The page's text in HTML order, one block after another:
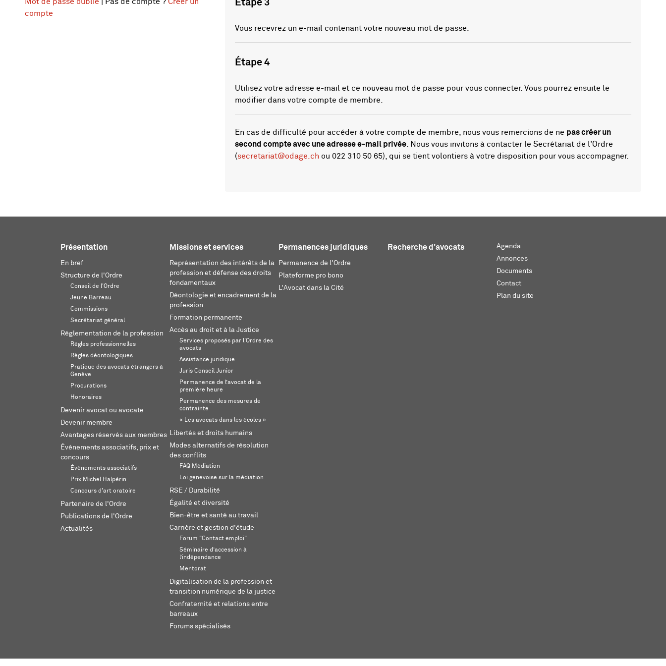
compte
Étape 3
Vous recevrez un e-mail contenant votre nouveau mot de passe.
Étape 4
Utilisez votre adresse e-mail et ce nouveau mot de passe pour vous connecter. Vous pourrez ensuite le
modifier dans votre compte de membre.
En cas de difficulté pour accéder à votre compte de membre, nous vous remercions de ne pas créer un
second compte avec une adresse e-mail privée . Nous vous invitons à contacter le Secrétariat de l'Ordre
(secretariat@odage.ch ou 022 310 50 65), qui se tient volontiers à votre disposition pour vous accompagner.
Présentation
En bref
Structure de l'Ordre
Conseil de l'Ordre
Jeune Barreau
Commissions
Secrétariat général
Réglementation de la profession
Règles professionnelles
Règles déontologiques
Pratique des avocats étrangers à
Genève
Procurations
Honoraires
Devenir avocat ou avocate
Devenir membre
Avantages réservés aux membres
Événements associatifs, prix et
concours
Événements associatifs
Prix Michel Halpérin
Concours d'art oratoire
Partenaire de l'Ordre
Publications de l'Ordre
Actualités
Missions et services
Représentation des intérêts de la
profession et défense des droits
fondamentaux
Déontologie et encadrement de la
profession
Formation permanente
Accès au droit et à la Justice
Services proposés par l'Ordre des
avocats
Assistance juridique
Juris Conseil Junior
Permanence de l’avocat de la
première heure
Permanence des mesures de
contrainte
« Les avocats dans les écoles »
Libertés et droits humains
Modes alternatifs de résolution
des conflits
FAQ Médiation
Loi genevoise sur la médiation
RSE / Durabilité
Égalité et diversité
Bien-être et santé au travail
Carrière et gestion d'étude
Forum "Contact emploi"
Séminaire d’accession à
l’indépendance
Mentorat
Digitalisation de la profession et
transition numérique de la justice
Confraternité et relations entre
barreaux
Forums spécialisés
Permanences juridiques
Permanence de l'Ordre
Plateforme pro bono
L'Avocat dans la Cité
Recherche d'avocats
Agenda
Annonces
Documents
Contact
Plan du site